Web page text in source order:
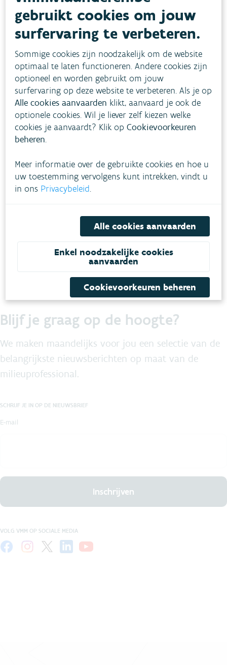
eenIBA (rood gebied).
Meer informatie over de verschillende zones op
In onderstaand filmpje tonen we je hoe je in drie
stappen het zoneringsplan voor jouw locatie
raadpleegt.
U kunt deze inhoud op dit moment niet
bekijken omdat u ervoor heeft gekozen
omthirdpartycookies uit te schakelen in
Privacy-instellingen aanpassen
Blijf je graag op de hoogte?
We maken maandelijks voor jou een selectie van de
belangrijkste nieuwsberichten op maat van de
milieuprofessional.
SCHRIJF JE IN OP DE NIEUWSBRIEF
E-mail
Inschrijven
VOLG VMM OP SOCIALE MEDIA
gebruikt cookies om jouw
surfervaring te verbeteren.
Sommige cookies zijn noodzakelijk om de website
optimaal te laten functioneren. Andere cookies zijn
optioneel en worden gebruikt om jouw
surfervaring op deze website te verbeteren. Als je op
Alle cookies aanvaarden klikt, aanvaard je ook de
optionele cookies. Wil je liever zelf kiezen welke
cookies je aanvaardt? Klik opCookievoorkeuren
beheren.
Meer informatie over de gebruikte cookies en hoe u
uw toestemming vervolgens kunt intrekken, vindt u
in ons Privacybeleid.
Alle cookies aanvaarden
Enkel noodzakelijke cookies
aanvaarden
Cookievoorkeuren beheren